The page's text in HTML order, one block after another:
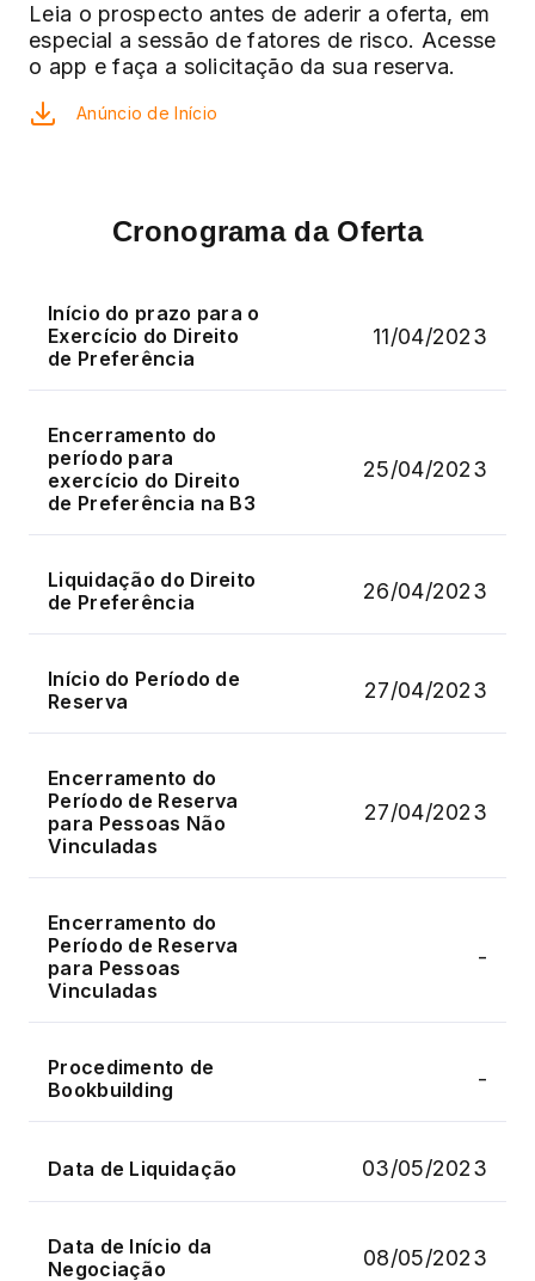
Leia o prospecto antes de aderir a oferta, em
especial a sessão de fatores de risco. Acesse
o app e faça a solicitação da sua reserva.
Anúncio de Início
Cronograma da Oferta
Início do prazo para o
Exercício do Direito
de Preferência
11/04/2023
Encerramento do
período para
exercício do Direito
de Preferência na B3
25/04/2023
Liquidação do Direito
de Preferência
26/04/2023
Início do Período de
Reserva
27/04/2023
Encerramento do
Período de Reserva
para Pessoas Não
Vinculadas
27/04/2023
Encerramento do
Período de Reserva
para Pessoas
Vinculadas
-
Procedimento de
Bookbuilding
-
Data de Liquidação 03/05/2023
Data de Início da
Negociação
08/05/2023